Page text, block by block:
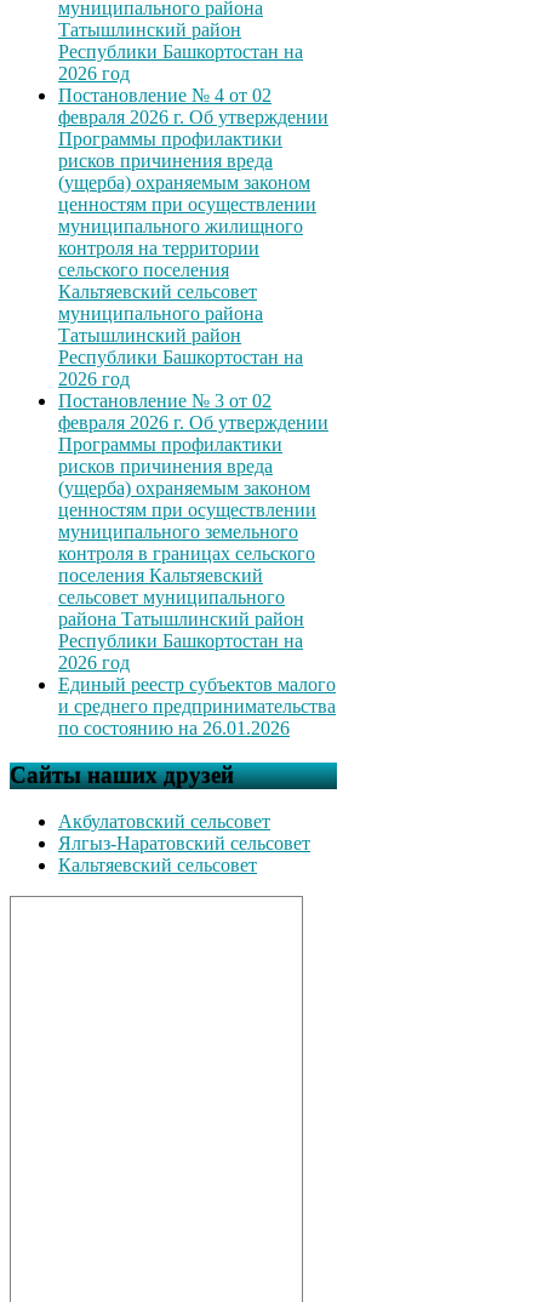
муниципального района
Татышлинский район
Республики Башкортостан на
2026 год
Постановление № 4 от 02
февраля 2026 г. Об утверждении
Программы профилактики
рисков причинения вреда
(ущерба) охраняемым законом
ценностям при осуществлении
муниципального жилищного
контроля на территории
сельского поселения
Кальтяевский сельсовет
муниципального района
Татышлинский район
Республики Башкортостан на
2026 год
Постановление № 3 от 02
февраля 2026 г. Об утверждении
Программы профилактики
рисков причинения вреда
(ущерба) охраняемым законом
ценностям при осуществлении
муниципального земельного
контроля в границах сельского
поселения Кальтяевский
сельсовет муниципального
района Татышлинский район
Республики Башкортостан на
2026 год
Единый реестр субъектов малого
и среднего предпринимательства
по состоянию на 26.01.2026
Сайты наших друзей
Акбулатовский сельсовет
Ялгыз-Наратовский сельсовет
Кальтяевский сельсовет